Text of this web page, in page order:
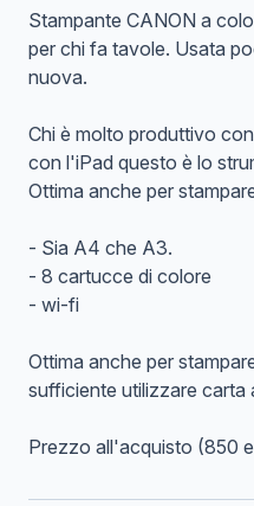
Stampante CANON a
per chi fa tavole. Usata
nuova.
Chi è molto produttivo
con l'iPad questo è lo
Ottima anche per
- Sia A4 che A3.
- 8 cartucce di colore
- wi-fi
Ottima anche per
sufficiente utilizzare carta
Prezzo all'acquisto (850